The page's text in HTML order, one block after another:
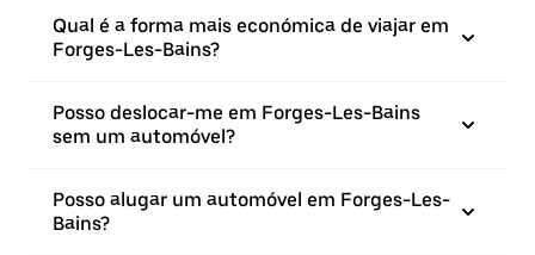
Qual é a forma mais económica de viajar em
Forges-Les-Bains?
Posso deslocar-me em Forges-Les-Bains
sem um automóvel?
Posso alugar um automóvel em Forges-Les-
Bains?